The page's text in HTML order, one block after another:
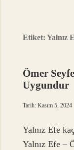
Etiket:Yalnız
Ömer
Uygundur
Tarih: Kasım 5, 2024
Yalnız Efe
Yalnız Efe –